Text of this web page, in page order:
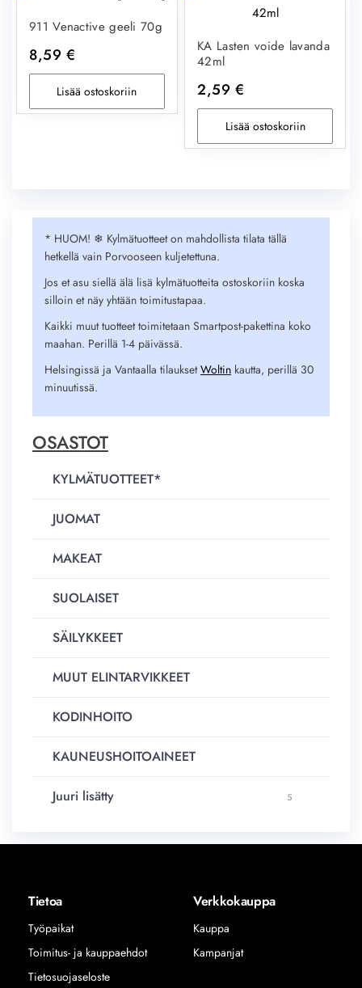
911 Venactive geeli 70g
8,59 €
Lisää ostoskoriin
KA Lasten voide lavanda
42ml
2,59 €
Lisää ostoskoriin
* HUOM! ❄︎ Kylmätuotteet on mahdollista tilata tällä
hetkellä vain Porvooseen kuljetettuna.
Jos et asu siellä älä lisä kylmätuotteita ostoskoriin koska
silloin et näy yhtään toimitustapaa.
Kaikki muut tuotteet toimitetaan Smartpost-pakettina koko
maahan. Perillä 1-4 päivässä.
Helsingissä ja Vantaalla tilauksetWoltin kautta, perillä 30
minuutissä.
OSASTOT
KYLMÄTUOTTEET*
JUOMAT
MAKEAT
SUOLAISET
SÄILYKKEET
MUUT ELINTARVIKKEET
KODINHOITO
KAUNEUSHOITOAINEET
Juuri lisätty 5
Tietoa
Työpaikat
Toimitus- ja kauppaehdot
Tietosuojaseloste
Verkkokauppa
Kauppa
Kampanjat